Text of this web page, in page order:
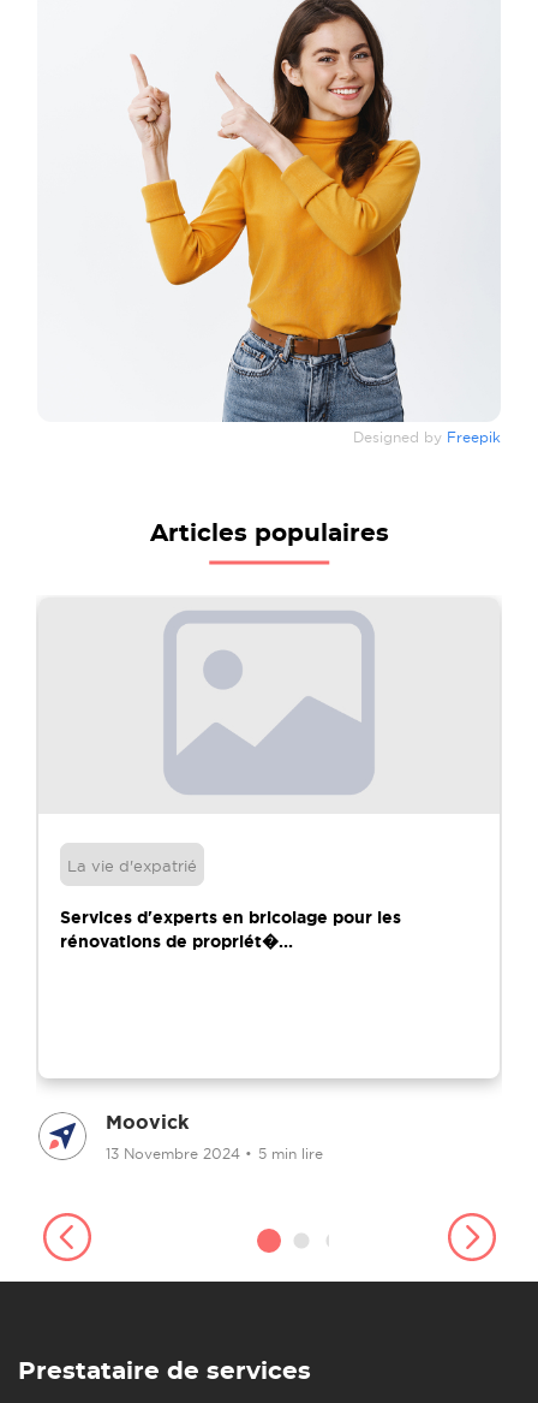
Designed by Freepik
Articles populaires
La vie d'expatrié
Services d'experts en bricolage pour les
rénovations de propriét�...
Moovick
13 Novembre 2024 • 5 min lire
Prestataire de services